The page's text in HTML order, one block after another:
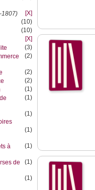
1807)
[X]
(10)
(10)
[X]
(3)
(2)
(2)
(2)
(1)
(1)
(1)
(1)
à
(1)
de
(1)
(1)